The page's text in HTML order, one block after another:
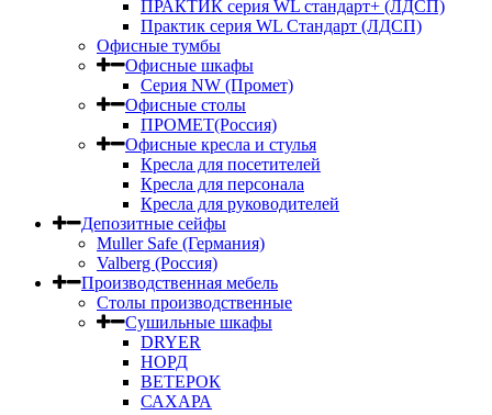
ПРАКТИК серия WL стандарт+ (ЛДСП)
Практик серия WL Стандарт (ЛДСП)
Офисные тумбы
Офисные шкафы
Серия NW (Промет)
Офисные столы
ПРОМЕТ(Россия)
Офисные кресла и стулья
Кресла для посетителей
Кресла для персонала
Кресла для руководителей
Депозитные сейфы
Muller Safe (Германия)
Valberg (Россия)
Производственная мебель
Столы производственные
Сушильные шкафы
DRYER
НОРД
ВЕТЕРОК
САХАРА